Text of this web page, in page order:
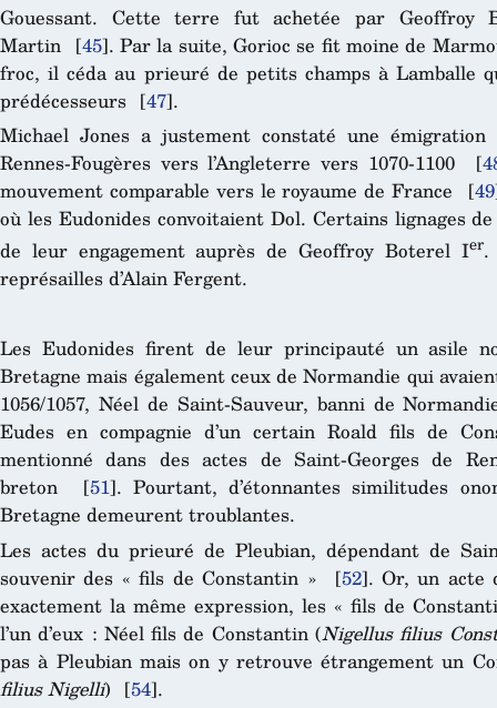
Gouessant. Cette terre fut achetée par Geoffroy
Martin [45]. Par la suite, Gorioc se fit moine de
froc, il céda au prieuré de petits champs à Lamballe
prédécesseurs [47].
Michael Jones a justement constaté une
Rennes-Fougères vers l’Angleterre vers 1070-1100
[
mouvement comparable vers le royaume de France
[49
où les Eudonides convoitaient Dol. Certains lignages
de leur engagement auprès de Geoffroy Boterel Ier.
représailles d’Alain Fergent.
Les Eudonides firent de leur principauté un asile
Bretagne mais également ceux de Normandie qui
1056/1057, Néel de Saint-Sauveur, banni de
Eudes en compagnie d’un certain Roald fils de
mentionné dans des actes de Saint-Georges de
breton
[51]. Pourtant, d’étonnantes similitudes
Bretagne demeurent troublantes.
Les actes du prieuré de Pleubian, dépendant de
souvenir des « fils de Constantin »
[52]. Or, un acte
exactement la même expression, les « fils de
l’un d’eux : Néel fils de Constantin (Nigellus filius
pas à Pleubian mais on y retrouve étrangement un
filius Nigelli) [54].